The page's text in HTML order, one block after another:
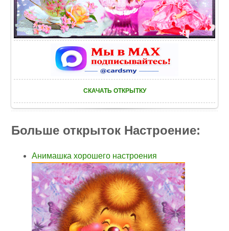
СКАЧАТЬ ОТКРЫТКУ
Больше открыток Настроение:
Анимашка хорошего настроения